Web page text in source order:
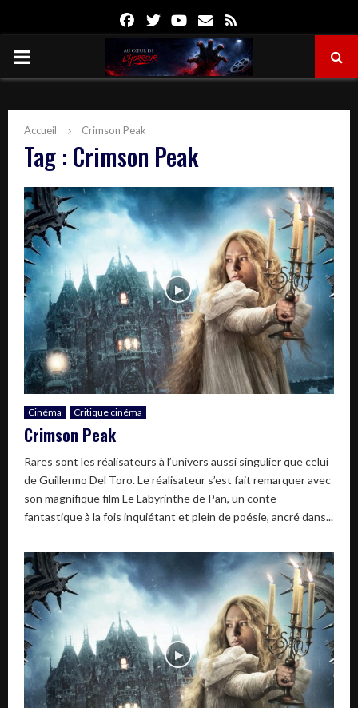
FacebookTwitterYoutube
Email
PRIMARY
Accueil Crimson Peak
Tag : Crimson Peak
Cinéma Critique cinéma
Crimson Peak
Rares sont les réalisateurs à l’univers aussi singulier que celui
de Guillermo Del Toro. Le réalisateur s’est fait remarquer avec
son magnifique film Le Labyrinthe de Pan, un conte
fantastique à la fois inquiétant et plein de poésie, ancré dans...